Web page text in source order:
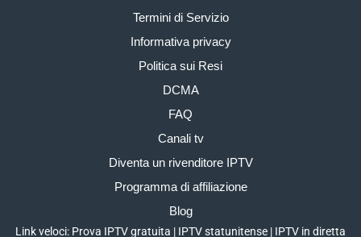
Termini di Servizio
Informativa privacy
Politica sui Resi
DCMA
FAQ
Canali tv
Diventa un rivenditore IPTV
Programma di affiliazione
Blog
Link veloci: Prova IPTV gratuita | IPTV statunitense | IPTV in diretta